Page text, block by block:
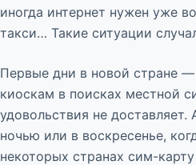
иногда интернет нужен уже
такси… Такие ситуации
Первые дни в новой стране —
киоскам в поисках местной
удовольствия не доставляет.
ночью или в воскресенье,
некоторых странах сим-